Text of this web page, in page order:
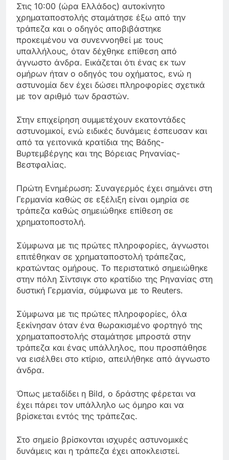
Στις 10:00 (ώρα Ελλάδος) αυτοκίνητο
χρηματαποστολής σταμάτησε έξω από την
τράπεζα και ο οδηγός αποβιβάστηκε
προκειμένου να συνεννοηθεί με τους
υπαλλήλους, όταν δέχθηκε επίθεση από
άγνωστο άνδρα. Εικάζεται ότι ένας εκ των
ομήρων ήταν ο οδηγός του οχήματος, ενώ η
αστυνομία δεν έχει δώσει πληροφορίες σχετικά
με τον αριθμό των δραστών.
Στην επιχείρηση συμμετέχουν εκατοντάδες
αστυνομικοί, ενώ ειδικές δυνάμεις έσπευσαν και
από τα γειτονικά κρατίδια της Βάδης-
Βυρτεμβέργης και της Βόρειας Ρηνανίας-
Βεστφαλίας.
Πρώτη Ενημέρωση: Συναγερμός έχει σημάνει στη
Γερμανία καθώς σε εξέλιξη είναι ομηρία σε
τράπεζα καθώς σημειώθηκε επίθεση σε
χρηματοποστολή.
Σύμφωνα με τις πρώτες πληροφορίες, άγνωστοι
επιτέθηκαν σε χρηματαποστολή τράπεζας,
κρατώντας ομήρους. Το περιστατικό σημειώθηκε
στην πόλη Σίντσιγκ στο κρατίδιο της Ρηνανίας στη
δυστική Γερμανία, σύμφωνα με το Reuters.
Σύμφωνα με τις πρώτες πληροφορίες, όλα
ξεκίνησαν όταν ένα θωρακισμένο φορτηγό της
χρηματαποστολής σταμάτησε μπροστά στην
τράπεζα και ένας υπάλληλος, που προσπάθησε
να εισέλθει στο κτίριο, απειλήθηκε από άγνωστο
άνδρα.
Όπως μεταδίδει η Bild, ο δράστης φέρεται να
έχει πάρει τον υπάλληλο ως όμηρο και να
βρίσκεται εντός της τράπεζας.
Στο σημείο βρίσκονται ισχυρές αστυνομικές
δυνάμεις και η τράπεζα έχει αποκλειστεί.